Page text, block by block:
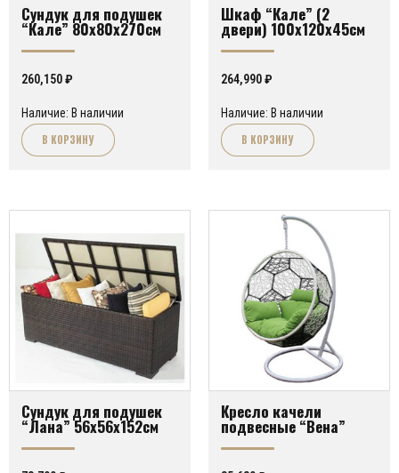
Сундук для подушек
“Кале” 80х80х270см
260,150₽
Наличие: В наличии
В КОРЗИНУ
Шкаф “Кале” (2
двери) 100х120х45см
264,990₽
Наличие: В наличии
В КОРЗИНУ
Сундук для подушек
“Лана” 56х56х152см
Кресло качели
подвесные “Вена”